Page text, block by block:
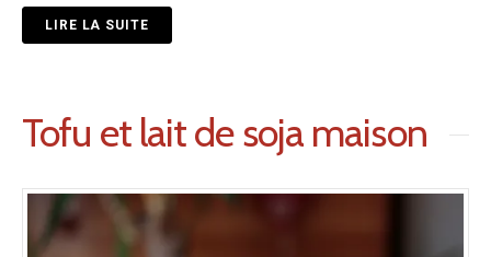
LIRE LA SUITE
Tofu et lait de soja maison